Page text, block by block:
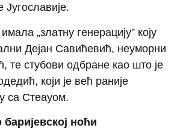
„златну генерацију” коју
Дејан Савићевић, неуморни
те стубови одбране као што је
који је већ раније
са Стеауом.
ноћи